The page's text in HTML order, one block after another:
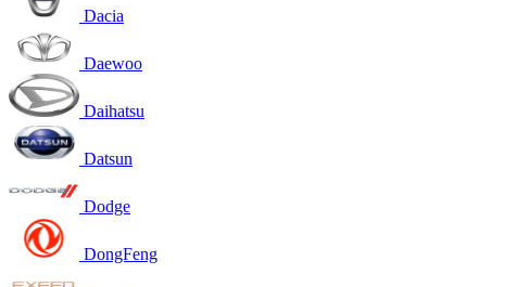
Dacia
Daewoo
Daihatsu
Datsun
Dodge
DongFeng